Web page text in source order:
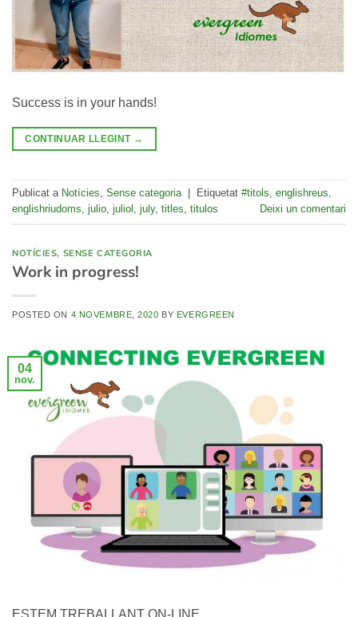
Success is in your hands!
CONTINUAR LLEGINT →
Publicat a Notícies, Sense categoria Etiquetat #titols, englishreus,
englishriudoms, julio, juliol , july, titles, titulos Deixi un comentari
NOTÍCIES, SENSE CATEGORIA
Work in progress!
POSTED ON 4 NOVEMBRE, 2020 BY EVERGREEN
04
nov.
ESTEM TREBALLANT ON-LINE.